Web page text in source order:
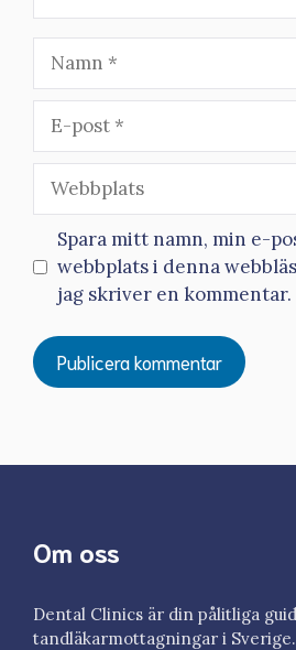
post
Webbplats
Spara mitt namn, min e-
webbplats i denna
jag skriver en kommentar.
Om oss
Dental Clinics är din pålitliga
tandläkarmottagningar i